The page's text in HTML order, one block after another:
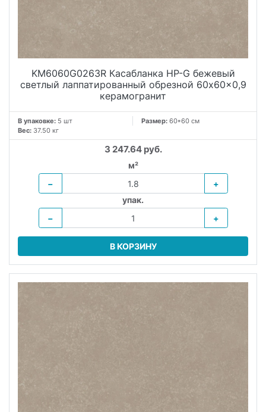
KM6060G0263R Касабланка HP-G бежевый
светлый лаппатированный обрезной 60x60x0,9
керамогранит
В упаковке: 5 шт Размер: 60*60 см
Вес: 37.50 кг
3 247.64 руб.
м²
−
+
упак.
−
+
В КОРЗИНУ